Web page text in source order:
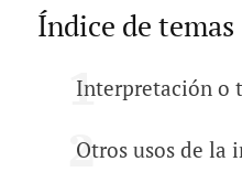
Índice de temas
Interpretación o
Otros usos de la